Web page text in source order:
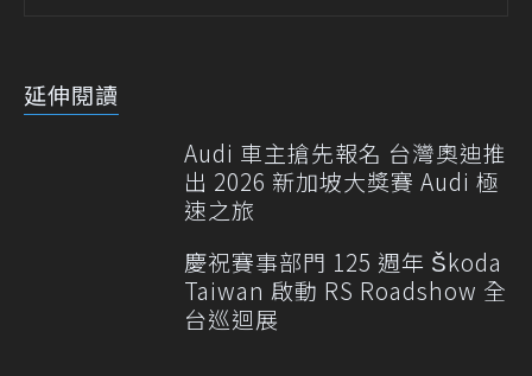
延伸閱讀
Audi 車主搶先報名 台灣奧迪推
出 2026 新加坡大獎賽 Audi 極
速之旅
慶祝賽事部門 125 週年 Škoda
Taiwan 啟動 RS Roadshow 全
台巡迴展